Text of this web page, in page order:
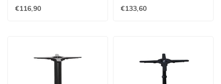
€116,90 €133,60